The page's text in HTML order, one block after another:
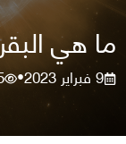
ما هي
9 فبراير 2023 •